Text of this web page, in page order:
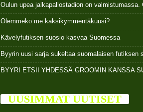
Oulun upea jalkapallostadion on
Olemmeko me kaksikymmentäkuusi?
Kävelyfutiksen suosio kasvaa Suomessa
Byyrin uusi sarja sukeltaa suomalaisen futiksen
BYYRI ETSII YHDESSÄ GROOMIN KANSSA
UUSIMMAT UUTISET